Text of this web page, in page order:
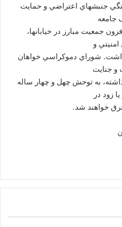
جنبشهاي اعتراضي و حمايت
جامعه
جمعيت مبارز در خيابانها،
و
شوراي دموکراسي خواهان
و جنايت
به توحش چهل و چهار ساله
زود در
خواهند شد.